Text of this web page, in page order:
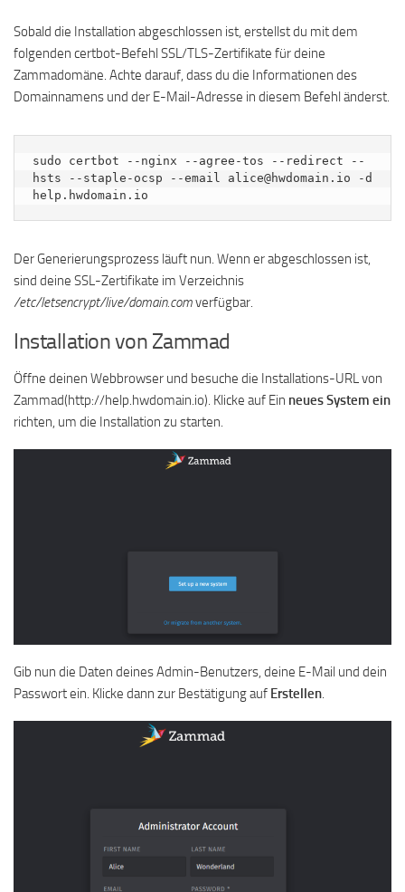
Sobald die Installation abgeschlossen ist, erstellst du mit dem
folgenden certbot-Befehl SSL/TLS-Zertifikate für deine
Zammadomäne. Achte darauf, dass du die Informationen des
Domainnamens und der E-Mail-Adresse in diesem Befehl änderst.
sudo certbot --nginx --agree-tos --redirect --
hsts --staple-ocsp --email alice@hwdomain.io -d
help.hwdomain.io
Der Generierungsprozess läuft nun. Wenn er abgeschlossen ist,
sind deine SSL-Zertifikate im Verzeichnis
/etc/letsencrypt/live/domain.comverfügbar.
Installation von Zammad
Öffne deinen Webbrowser und besuche die Installations-URL von
Zammad(http://help.hwdomain.io). Klicke auf Ein neues System ein
richten, um die Installation zu starten.
Gib nun die Daten deines Admin-Benutzers, deine E-Mail und dein
Passwort ein. Klicke dann zur Bestätigung auf Erstellen.